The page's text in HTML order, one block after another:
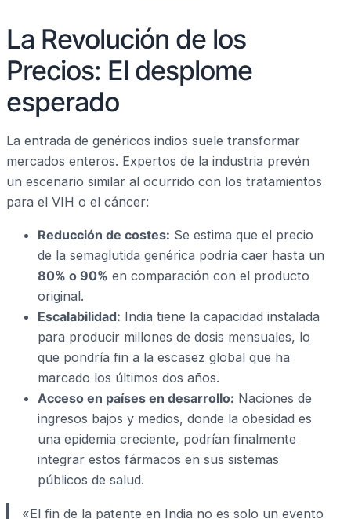
La Revolución de los
Precios: El desplome
esperado
La entrada de genéricos indios suele transformar
mercados enteros. Expertos de la industria prevén
un escenario similar al ocurrido con los tratamientos
para el VIH o el cáncer:
Reducción de costes: Se estima que el precio
de la semaglutida genérica podría caer hasta un
80% o 90% en comparación con el producto
original.
Escalabilidad: India tiene la capacidad instalada
para producir millones de dosis mensuales, lo
que pondría fin a la escasez global que ha
marcado los últimos dos años.
Acceso en países en desarrollo: Naciones de
ingresos bajos y medios, donde la obesidad es
una epidemia creciente, podrían finalmente
integrar estos fármacos en sus sistemas
públicos de salud.
«El fin de la patente en India no es solo un evento